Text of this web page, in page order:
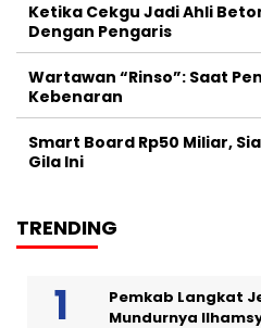
Ketika Cekgu Jadi Ahli
Dengan Pengaris
Wartawan “Rinso”: Saat
Kebenaran
Smart Board Rp50 Miliar,
Gila Ini
TRENDING
Pemkab Langkat
Mundurnya